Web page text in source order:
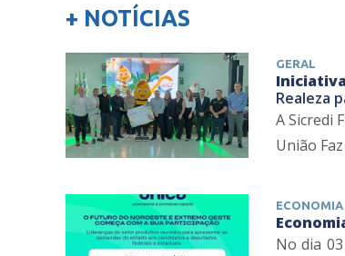
+ NOTÍCIAS
GERAL
Realeza
A Sicredi
União
ECONOMIA
No dia